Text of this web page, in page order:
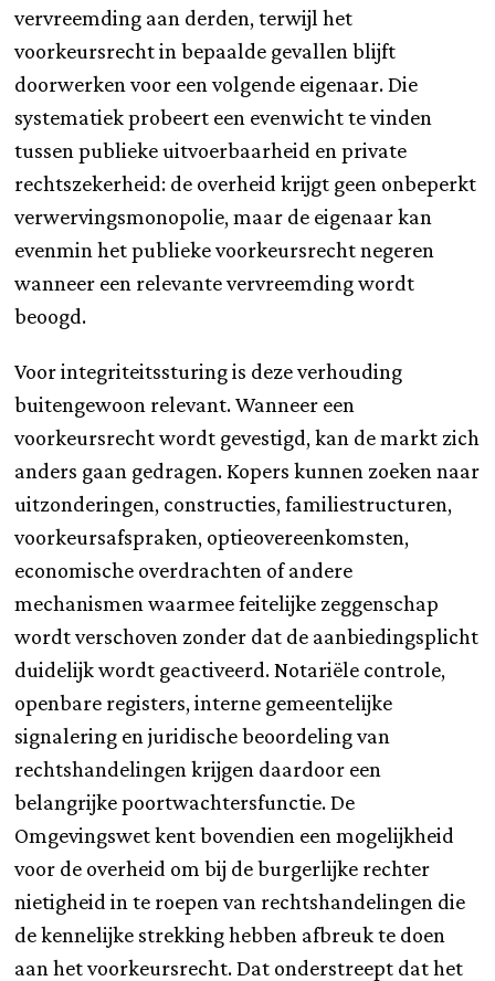
vervreemding aan derden, terwijl het
voorkeursrecht in bepaalde gevallen blijft
doorwerken voor een volgende eigenaar. Die
systematiek probeert een evenwicht te vinden
tussen publieke uitvoerbaarheid en private
rechtszekerheid: de overheid krijgt geen onbeperkt
verwervingsmonopolie, maar de eigenaar kan
evenmin het publieke voorkeursrecht negeren
wanneer een relevante vervreemding wordt
beoogd.
Voor integriteitssturing is deze verhouding
buitengewoon relevant. Wanneer een
voorkeursrecht wordt gevestigd, kan de markt zich
anders gaan gedragen. Kopers kunnen zoeken naar
uitzonderingen, constructies, familiestructuren,
voorkeursafspraken, optieovereenkomsten,
economische overdrachten of andere
mechanismen waarmee feitelijke zeggenschap
wordt verschoven zonder dat de aanbiedingsplicht
duidelijk wordt geactiveerd. Notariële controle,
openbare registers, interne gemeentelijke
signalering en juridische beoordeling van
rechtshandelingen krijgen daardoor een
belangrijke poortwachtersfunctie. De
Omgevingswet kent bovendien een mogelijkheid
voor de overheid om bij de burgerlijke rechter
nietigheid in te roepen van rechtshandelingen die
de kennelijke strekking hebben afbreuk te doen
aan het voorkeursrecht. Dat onderstreept dat het